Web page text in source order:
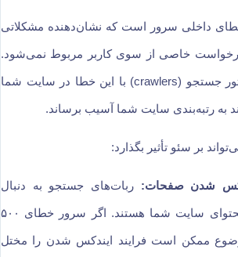
یک خطای داخلی سرور است که نشان‌دهنده مشکلاتی
خاصی از سوی کاربر مربوط نمی‌شود.
زمانی که ربات‌های موتور جستجو (crawlers) با این خطا در سایت شما
به رتبه‌بندی سایت شما آسیب برساند.
بر سئو تأثیر بگذارد:
شدن صفحات: ربات‌های جستجو به دنبال
ایندکس کردن محتوای سایت شما هستند. اگر سرور خطای ۵۰۰
ممکن است فرایند ایندکس شدن را مختل